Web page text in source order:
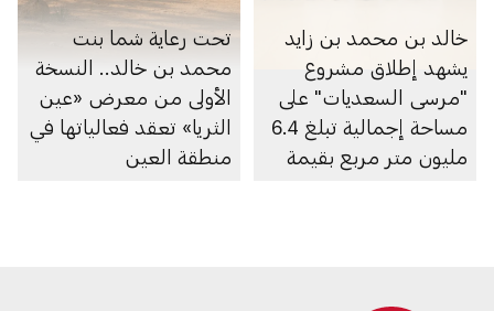
خالد بن محمد بن زايد
يشهد إطلاق مشروع
"مرسى السعديات" على
مساحة إجمالية تبلغ 6.4
مليون متر مربع بقيمة
تحت رعاية شما بنت
محمد بن خالد.. النسخة
الأولى من معرض «عين
الثريا» تعقد فعالياتها في
منطقة العين